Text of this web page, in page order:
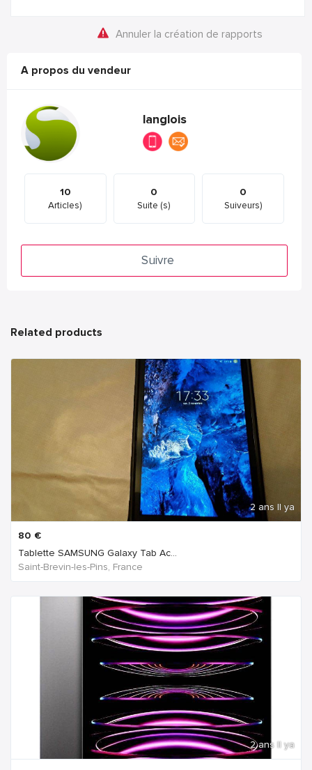
Annuler la création de rapports
A propos du vendeur
langlois
10
Articles)
0
Suite (s)
0
Suiveurs)
Suivre
Related products
2 ans Il ya
80 €
Tablette SAMSUNG Galaxy Tab Ac...
Saint-Brevin-les-Pins, France
2 ans Il ya